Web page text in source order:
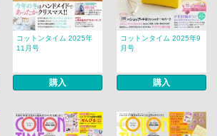
コットンタイム 2025年
11月号
購入
コットンタイム 2025年9
月号
購入